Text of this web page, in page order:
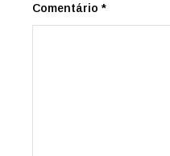
Comentário *